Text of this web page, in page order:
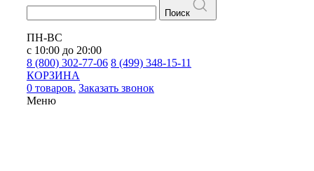
Поиск
ПН-ВС
с 10:00 до 20:00
8 (800) 302-77-06 8 (499) 348-15-11
КОРЗИНА
0 товаров. Заказать звонок
Меню